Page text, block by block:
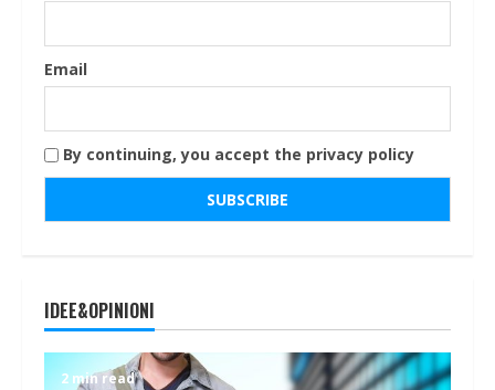
Email
By continuing, you accept the privacy policy
IDEE&OPINIONI
2 min read